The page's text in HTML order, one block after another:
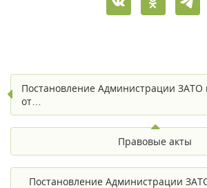
Постановление Администрации ЗАТО
от…
Правовые акты
Постановление Администрации